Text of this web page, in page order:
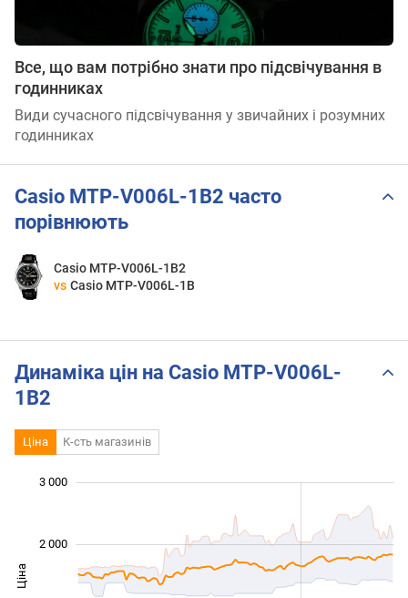
Все, що вам потрібно знати про підсвічування в
годинниках
Види сучасного підсвічування у звичайних і розумних
годинниках
Casio MTP-V006L-1B2 часто
порівнюють
Casio MTP-V006L-1B2
vs Casio MTP-V006L-1B
Динаміка цін на Casio MTP-V006L-
1B2
Ціна К-сть магазинів
Ціна
2 000
3 000